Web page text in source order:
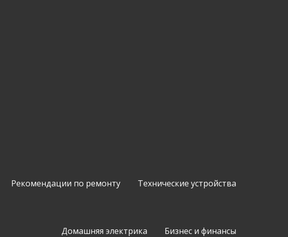
Рекомендации по ремонту Технические устройства
Домашняя электрика Бизнес и финансы